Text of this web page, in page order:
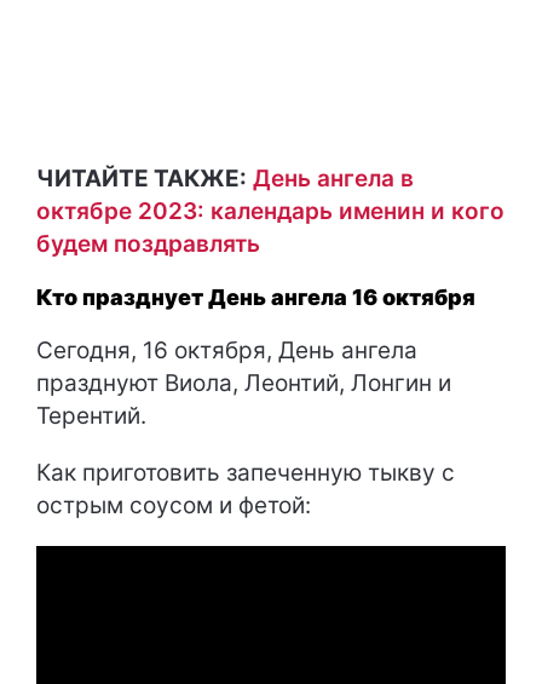
ЧИТАЙТЕ ТАКЖЕ: День ангела в
октябре 2023: календарь именин и кого
будем поздравлять
Кто празднует День ангела 16 октября
Сегодня, 16 октября, День ангела
празднуют Виола, Леонтий, Лонгин и
Терентий.
Как приготовить запеченную тыкву с
острым соусом и фетой: